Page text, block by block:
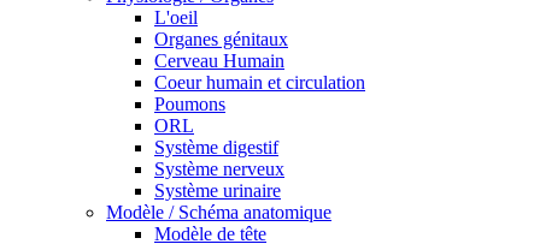
L'oeil
Organes génitaux
Cerveau Humain
Coeur humain et circulation
Poumons
ORL
Système digestif
Système nerveux
Système urinaire
Modèle / Schéma anatomique
Modèle de tête